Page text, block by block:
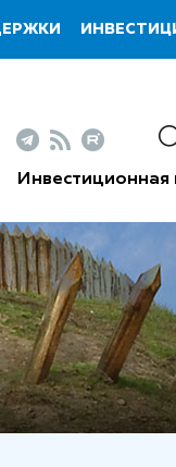
Инвестиционная